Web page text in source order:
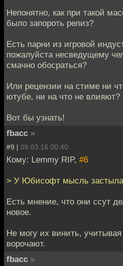
Непонятно, как при такой
было запороть релиз?
Есть парни из игровой
пожалуйста несведущему
смачно обосраться?
Или рецензии на стиме ни
ютубе, ни на что не влияют?
Вот бы узнать!
fbacc »
#9 | 09.03.16 00:40
Кому: Lemmy RIP, #6
> У Юбисофт мысль
Есть мнение, что они ссут
новое.
Не могу их винить,
ворочают.
fbacc »